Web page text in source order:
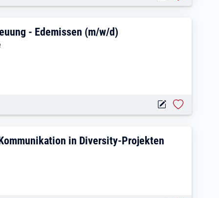
der Ganztagsbetreuung -
- Edemissen (m/w/d)
Administration & Kommunikation in
in Diversity-Projekten